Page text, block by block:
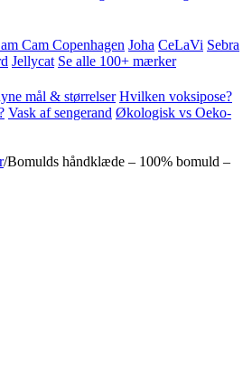
Cam Copenhagen Joha CeLaVi Sebra
Jellycat Se alle 100+ mærker
mål & størrelser Hvilken voksipose?
Vask af sengerand Økologisk vs Oeko-
/Bomulds håndklæde – 100% bomuld –